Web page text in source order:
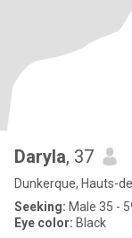
Daryla, 37
Dunkerque, Hauts-
Seeking: Male 35 -
Eye color: Black